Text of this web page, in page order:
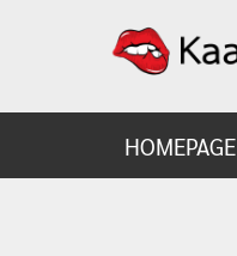
HOMEPAGE